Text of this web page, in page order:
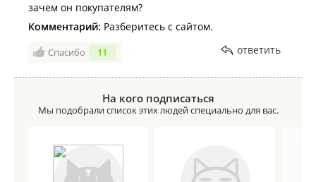
зачем он покупателям?
Комментарий: Разберитесь с сайтом.
Спасибо 11 ответить
На кого подписаться
Мы подобрали список этих людей специально для вас.